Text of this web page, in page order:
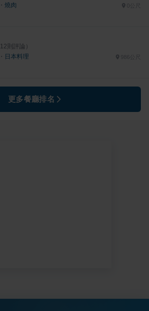
・ 燒肉
12則評論）
・ 日本料理
更多餐廳排名